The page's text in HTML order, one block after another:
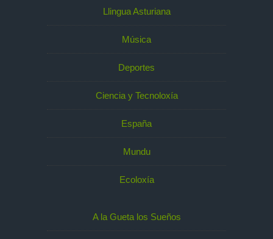
Llingua Asturiana
Música
Deportes
Ciencia y Tecnoloxía
España
Mundu
Ecoloxía
A la Gueta los Sueños